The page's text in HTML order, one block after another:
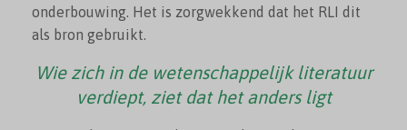
onderbouwing. Het is zorgwekkend dat het RLI dit
als bron gebruikt.
Wie zich in de wetenschappelijk literatuur
verdiept, ziet dat het anders ligt